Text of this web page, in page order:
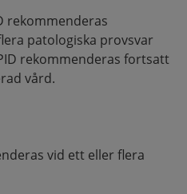
rekommenderas
patologiska provsvar
rekommenderas fortsatt
vård.
vid ett eller flera